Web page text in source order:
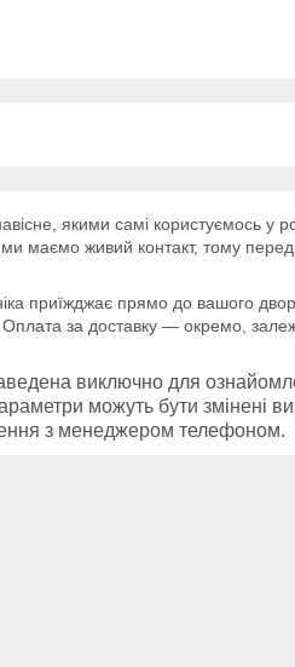
якими самі користуємось у
маємо живий контакт, тому перед
приїжджає прямо до вашого
за доставку — окремо,
виключно для
можуть бути змінені
з менеджером телефоном.